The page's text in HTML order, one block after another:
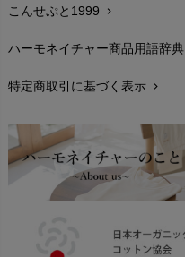
お手入れについて
レビューを書こうchevron_right
返品交換chevron_right
FAXでのご注文
お問い合わせchevron_right
こんせぷと1999 chevron_right
ハーモネイチャー商品用語辞典
特定商取引に基づく表示 chevron_right